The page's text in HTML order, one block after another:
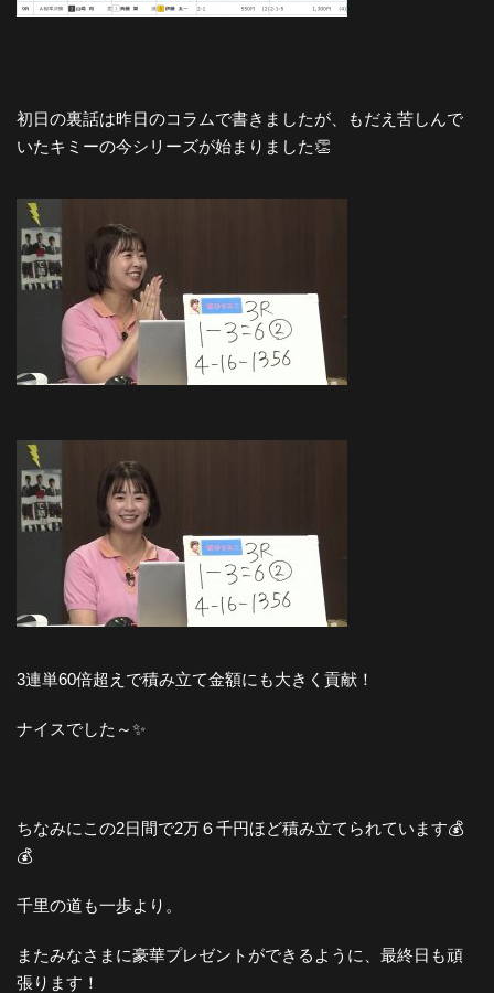
初日の裏話は昨日のコラムで書きましたが、もだえ苦しんで
いたキミーの今シリーズが始まりました👏
3連単60倍超えで積み立て金額にも大きく貢献！
ナイスでした～✨
ちなみにこの2日間で2万６千円ほど積み立てられています💰
💰
千里の道も一歩より。
またみなさまに豪華プレゼントができるように、最終日も頑
張ります！